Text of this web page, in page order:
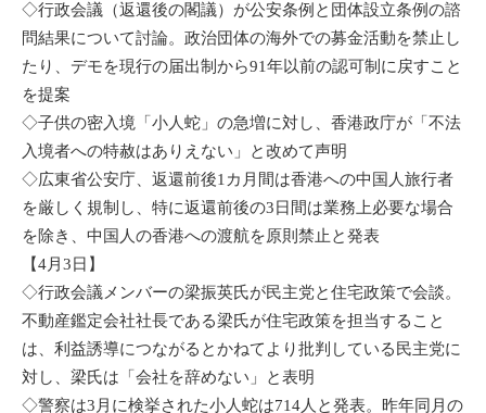
◇行政会議（返還後の閣議）が公安条例と団体設立条例の諮
問結果について討論。政治団体の海外での募金活動を禁止し
たり、デモを現行の届出制から91年以前の認可制に戻すこと
を提案
◇子供の密入境「小人蛇」の急増に対し、香港政庁が「不法
入境者への特赦はありえない」と改めて声明
◇広東省公安庁、返還前後1カ月間は香港への中国人旅行者
を厳しく規制し、特に返還前後の3日間は業務上必要な場合
を除き、中国人の香港への渡航を原則禁止と発表
【4月3日】
◇行政会議メンバーの梁振英氏が民主党と住宅政策で会談。
不動産鑑定会社社長である梁氏が住宅政策を担当すること
は、利益誘導につながるとかねてより批判している 民主党に
対し、梁氏は「会社を辞めない」と表明
◇警察は3月に検挙された小人蛇は714人と発表。昨年同月の